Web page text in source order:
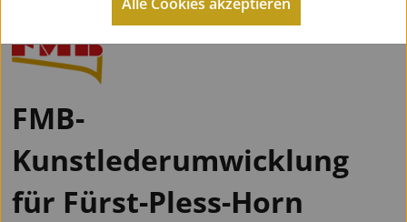
FMB-
Kunstlederumwicklung
für Fürst-Pless-Horn